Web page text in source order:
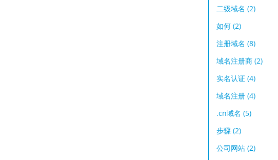
二级域名 (2)
如何 (2)
注册域名 (8)
域名注册商 (2)
实名认证 (4)
域名注册 (4)
.cn域名 (5)
步骤 (2)
公司网站 (2)